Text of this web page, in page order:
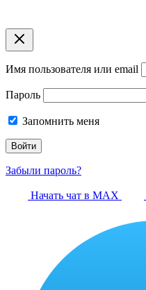
Имя пользователя или email
Пароль
Запомнить меня
Забыли пароль?
Начать чат в MAX